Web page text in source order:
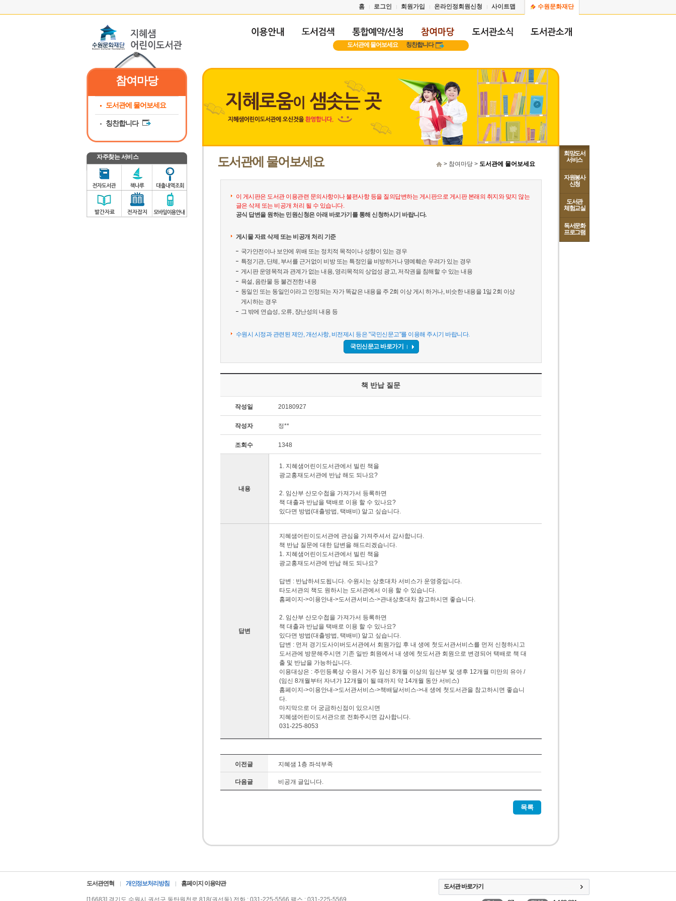
홈 로그인 회원가입 온라인정회원신청 사이트맵 수원문화재단
도서관에 물어보세요 칭찬합니다
참여마당
도서관에 물어보세요
칭찬합니다
자주찾는 서비스
> 참여마당 > 도서관에 물어보세요
도서관에 물어보세요
이 게시판은 도서관 이용관련 문의사항이나 불편사항 등을 질의답변하는 게시판으로 게시판 본래의 취지와 맞지 않는
글은 삭제 또는 비공개 처리 될 수 있습니다.
공식 답변을 원하는 민원신청은 아래 바로가기를 통해 신청하시기 바랍니다.
게시물 자료 삭제 또는 비공개 처리 기준
국가안전이나 보안에 위배 또는 정치적 목적이나 성향이 있는 경우
특정기관, 단체, 부서를 근거없이 비방 또는 특정인을 비방하거나 명예훼손 우려가 있는 경우
게시판 운영목적과 관계가 없는 내용, 영리목적의 상업성 광고, 저작권을 침해할 수 있는 내용
욕설, 음란물 등 불건전한 내용
동일인 또는 동일인이라고 인정되는 자가 똑같은 내용을 주 2회 이상 게시 하거나, 비슷한 내용을 1일 2회 이상
게시하는 경우
그 밖에 연습성, 오류, 장난성의 내용 등
수원시 시정과 관련된 제안, 개선사항, 비전제시 등은 "국민신문고"를 이용해 주시기 바랍니다.
국민신문고 바로가기
책 반납 질문
작성일 20180927
작성자 정**
조회수 1348
내용
1. 지혜샘어린이도서관에서 빌린 책을
광교홍재도서관에 반납 해도 되나요?
2. 임산부 산모수첩을 가져가서 등록하면
책 대출과 반납을 택배로 이용 할 수 있나요?
있다면 방법(대출방법, 택배비) 알고 싶습니다.
답변
지혜샘어린이도서관에 관심을 가져주셔서 감사합니다.
책 반납 질문에 대한 답변을 해드리겠습니다.
1. 지혜샘어린이도서관에서 빌린 책을
광교홍재도서관에 반납 해도 되나요?
답변 : 반납하셔도됩니다. 수원시는 상호대차 서비스가 운영중입니다.
타도서관의 책도 원하시는 도서관에서 이용 할 수 있습니다.
홈페이지->이용안내->도서관서비스->관내상호대차 참고하시면 좋습니다.
2. 임산부 산모수첩을 가져가서 등록하면
책 대출과 반납을 택배로 이용 할 수 있나요?
있다면 방법(대출방법, 택배비) 알고 싶습니다.
답변 : 먼저 경기도사이버도서관에서 회원가입 후 내 생에 첫도서관서비스를 먼저 신청하시고
도서관에 방문해주시면 기존 일반 회원에서 내 생에 첫도서관 회원으로 변경되어 택배로 책 대
출 및 반납을 가능하십니다.
이용대상은 : 주민등록상 수원시 거주 임신 8개월 이상의 임산부 및 생후 12개월 미만의 유아 /
(임신 8개월부터 자녀가 12개월이 될 때까지 약 14개월 동안 서비스)
홈페이지->이용안내->도서관서비스->책배달서비스->내 생에 첫도서관을 참고하시면 좋습니
다.
마지막으로 더 궁금하신점이 있으시면
지혜샘어린이도서관으로 전화주시면 감사합니다.
031-225-8053
이전글 지혜샘 1층 좌석부족
다음글 비공개 글입니다.
목록
희망도서
서비스
자원봉사
신청
도서관
체험교실
독서문화
프로그램
도서관연혁 개인정보처리방침 홈페이지 이용약관
[16683] 경기도 수원시 권선구 동탄원천로 818(권선동) 전화 : 031-225-5566 팩스 : 031-225-5569
도서관 바로가기